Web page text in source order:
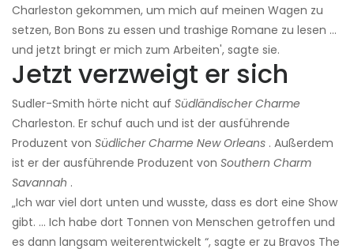
Charleston gekommen, um mich auf meinen Wagen zu
setzen, Bon Bons zu essen und trashige Romane zu lesen ...
und jetzt bringt er mich zum Arbeiten', sagte sie.
Jetzt verzweigt er sich
Sudler-Smith hörte nicht auf Südländischer Charme
Charleston. Er schuf auch und ist der ausführende
Produzent von Südlicher Charme New Orleans . Außerdem
ist er der ausführende Produzent von Southern Charm
Savannah .
„Ich war viel dort unten und wusste, dass es dort eine Show
gibt. … Ich habe dort Tonnen von Menschen getroffen und
es dann langsam weiterentwickelt “, sagte er zu Bravos The